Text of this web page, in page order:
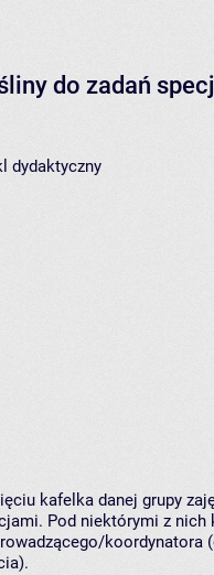
do zadań
dydaktyczny
kafelka danej grupy
Pod niektórymi z nich
koordynatora